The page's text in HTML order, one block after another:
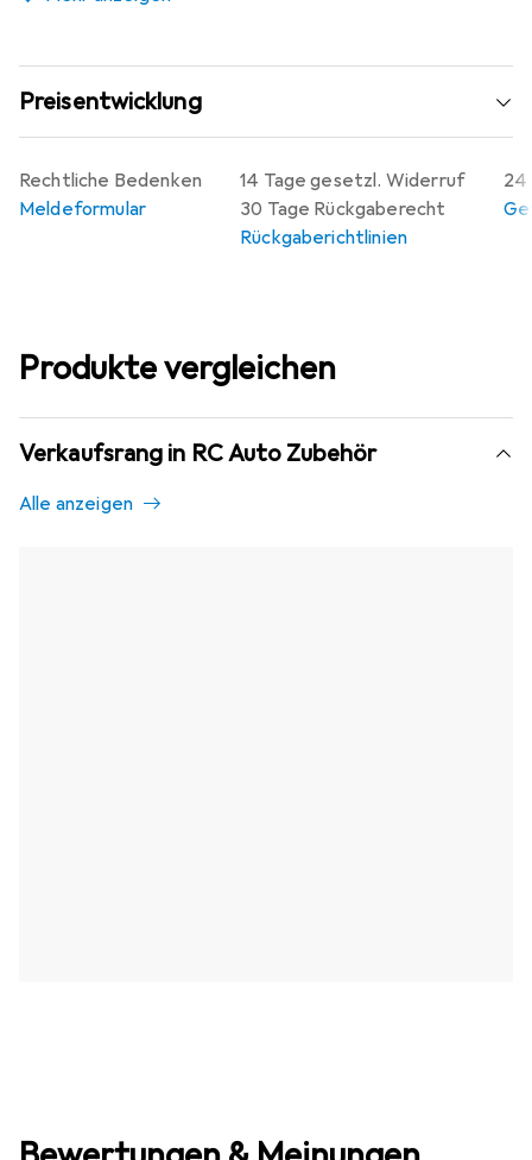
Preisentwicklung
14 Tage gesetzl. Widerruf
30 Tage Rückgaberecht
Rückgaberichtlinien
24
Rechtliche Bedenken
Meldeformular
Produkte vergleichen
Verkaufsrang in RC Auto Zubehör
Alle anzeigen